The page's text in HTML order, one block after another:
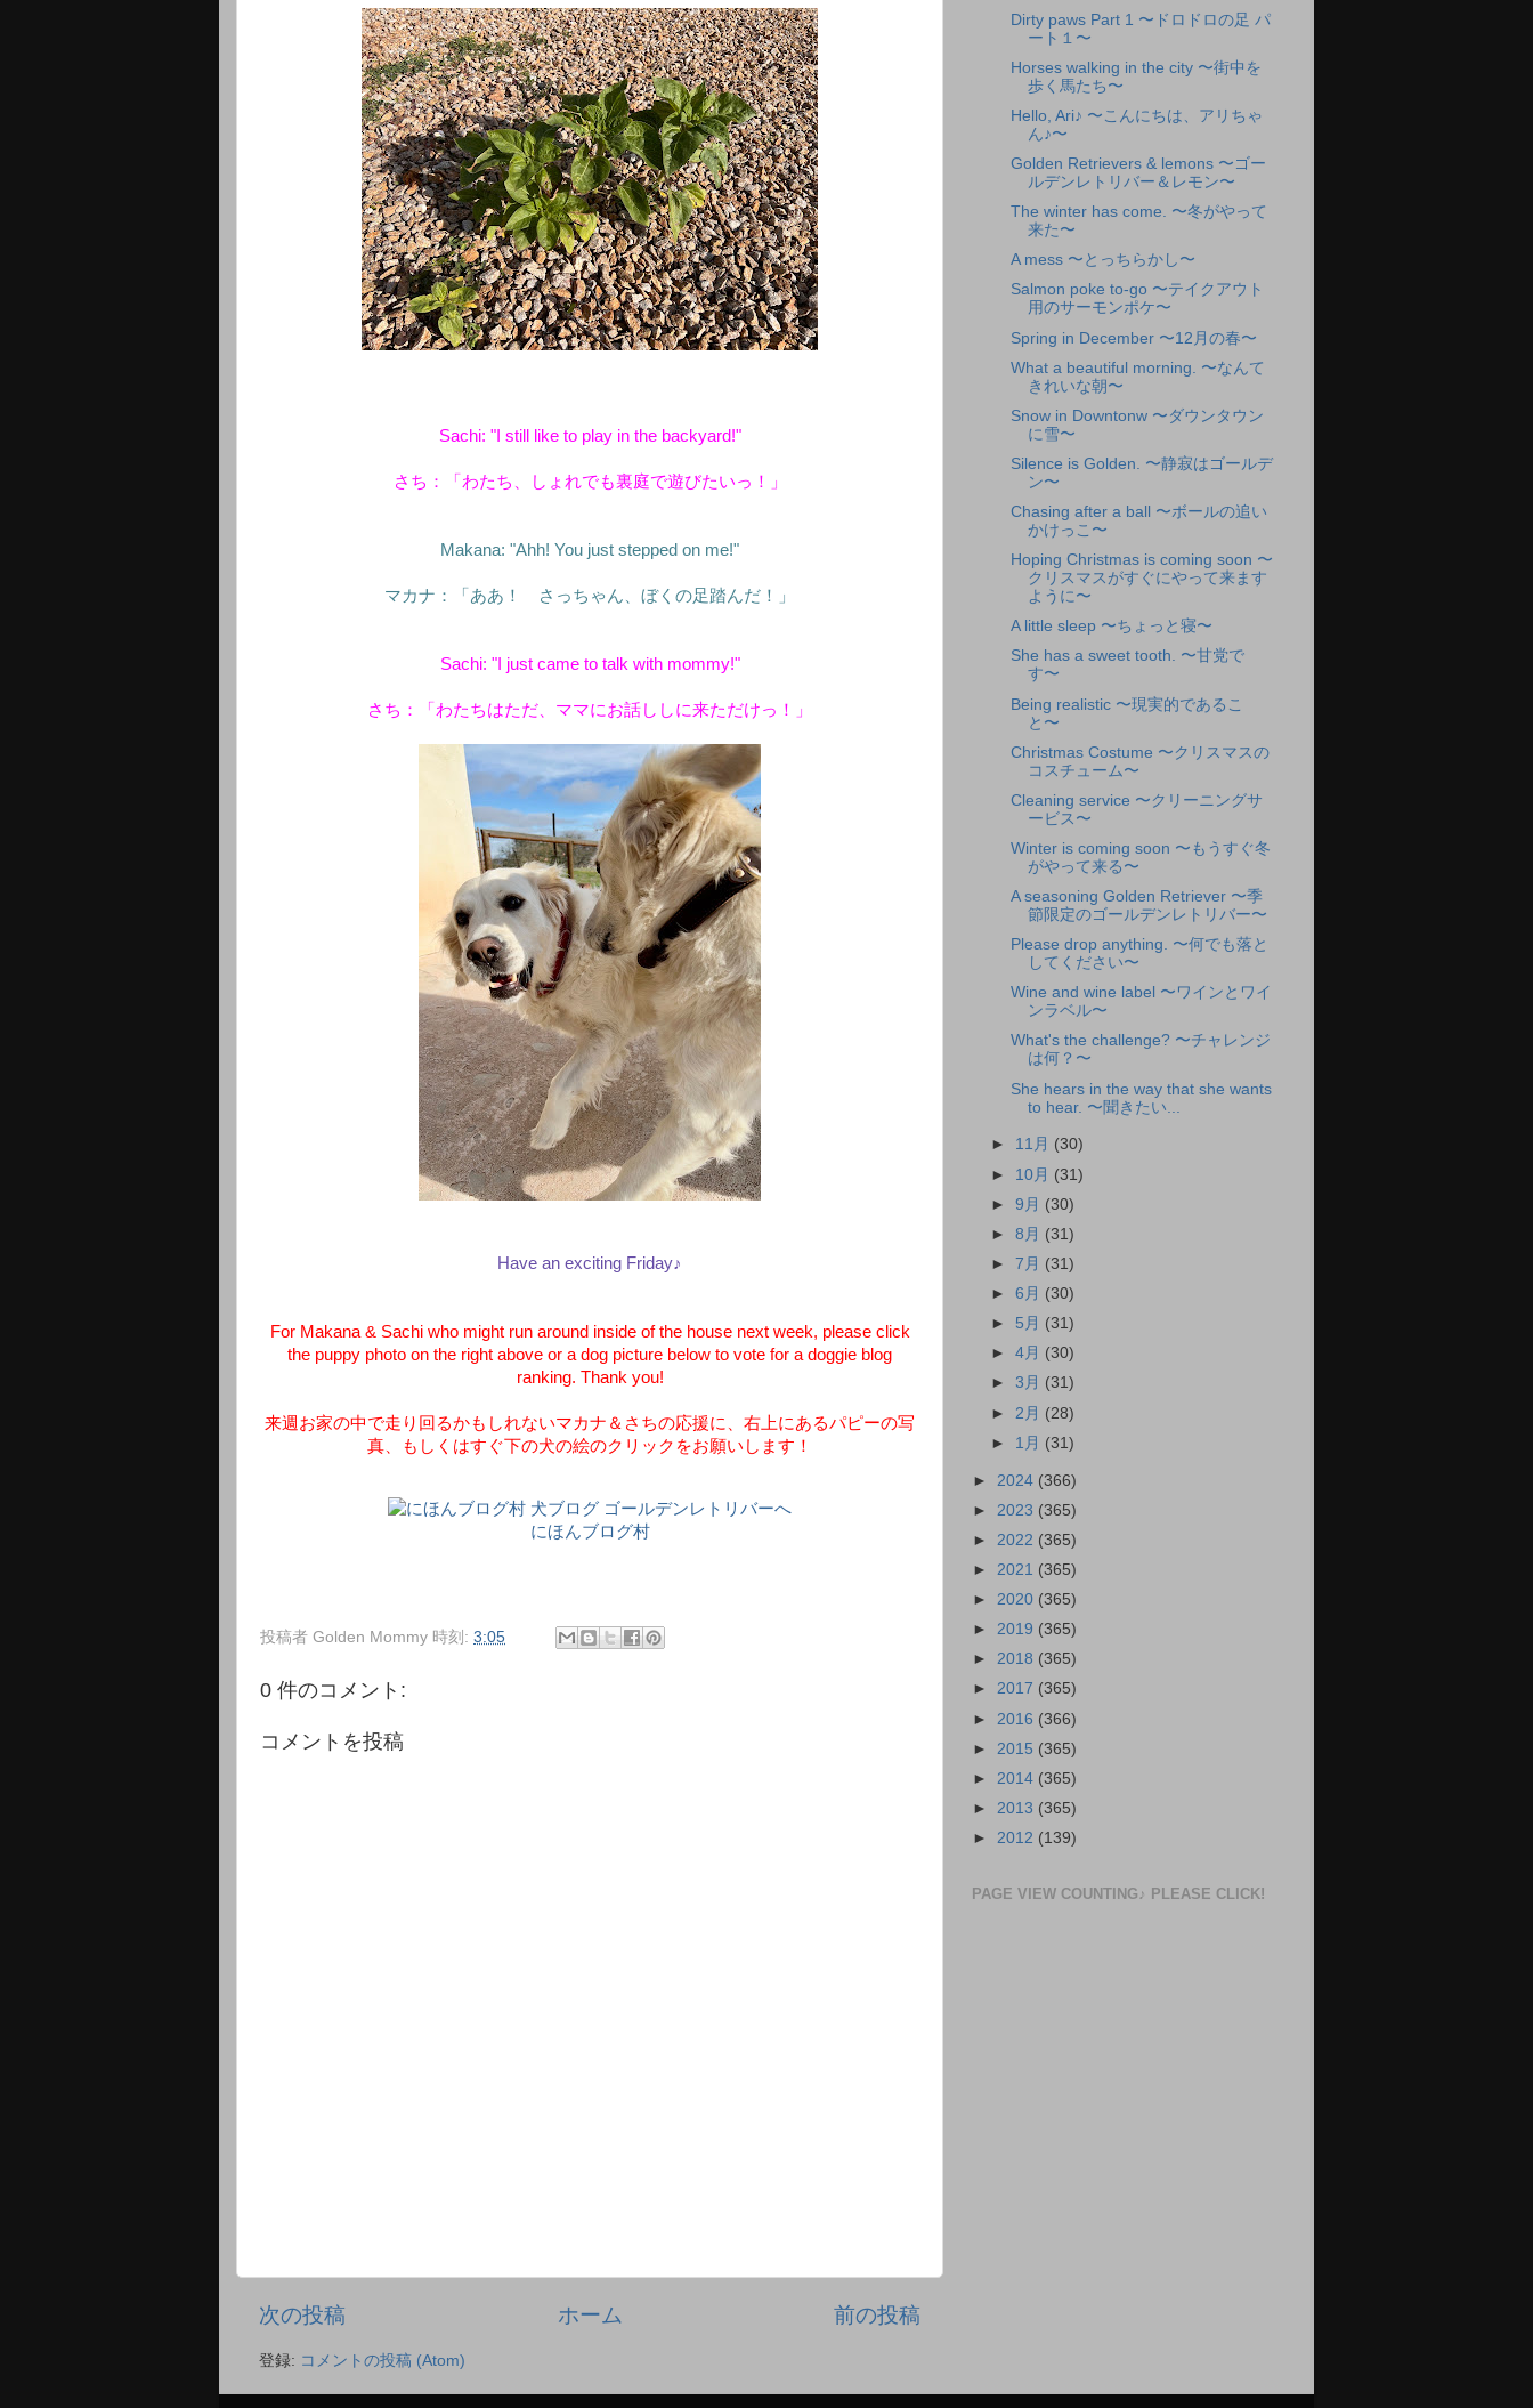
Sachi: "I still like to play in the backyard!"
さち：「わたち、しょれでも裏庭で遊びたいっ！」
Makana: "Ahh! You just stepped on me!"
マカナ：「ああ！ さっちゃん、ぼくの足踏んだ！」
Sachi: "I just came to talk with mommy!"
さち：「わたちはただ、ママにお話ししに来ただけっ！」
Have an exciting Friday♪
For Makana & Sachi who might run around inside of the house next week, please click
the puppy photo on the right above or a dog picture below to vote for a doggie blog
ranking. Thank you!
来週お家の中で走り回るかもしれないマカナ＆さちの応援に、右上にあるパピーの写
真、もしくはすぐ下の犬の絵のクリックをお願いします！
にほんブログ村
投稿者 Golden Mommy 時刻: 3:05
0 件のコメント:
コメントを投稿
次の投稿 前の投稿
ホーム
登録: コメントの投稿 (Atom)
Dirty paws Part 1 〜ドロドロの足 パ
ート１〜
Horses walking in the city 〜街中を
歩く馬たち〜
Hello, Ari♪ 〜こんにちは、アリちゃ
ん♪〜
Golden Retrievers & lemons 〜ゴー
ルデンレトリバー＆レモン〜
The winter has come. 〜冬がやって
来た〜
A mess 〜とっちらかし〜
Salmon poke to-go 〜テイクアウト
用のサーモンポケ〜
Spring in December 〜12月の春〜
What a beautiful morning. 〜なんて
きれいな朝〜
Snow in Downtonw 〜ダウンタウン
に雪〜
Silence is Golden. 〜静寂はゴールデ
ン〜
Chasing after a ball 〜ボールの追い
かけっこ〜
Hoping Christmas is coming soon 〜
クリスマスがすぐにやって来ます
ように〜
A little sleep 〜ちょっと寝〜
She has a sweet tooth. 〜甘党で
す〜
Being realistic 〜現実的であるこ
と〜
Christmas Costume 〜クリスマスの
コスチューム〜
Cleaning service 〜クリーニングサ
ービス〜
Winter is coming soon 〜もうすぐ冬
がやって来る〜
A seasoning Golden Retriever 〜季
節限定のゴールデンレトリバー〜
Please drop anything. 〜何でも落と
してください〜
Wine and wine label 〜ワインとワイ
ンラベル〜
What's the challenge? 〜チャレンジ
は何？〜
She hears in the way that she wants
to hear. 〜聞きたい...
► 11月 (30)
► 10月 (31)
►9月 (30)
►8月 (31)
►7月 (31)
►6月 (30)
► 5月 (31)
►4月 (30)
►3月 (31)
► 2月 (28)
► 1月 (31)
► 2024 (366)
► 2023 (365)
► 2022 (365)
► 2021 (365)
► 2020 (365)
► 2019 (365)
► 2018 (365)
► 2017 (365)
► 2016 (366)
► 2015 (365)
► 2014 (365)
► 2013 (365)
► 2012 (139)
PAGE VIEW COUNTING♪ PLEASE CLICK!